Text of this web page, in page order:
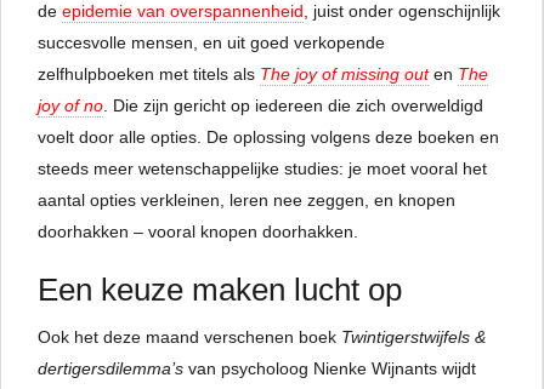
de epidemie van overspannenheid, juist onder ogenschijnlijk
succesvolle mensen, en uit goed verkopende
zelfhulpboeken met titels als The joy of missing outen The
joy of no. Die zijn gericht op iedereen die zich overweldigd
voelt door alle opties. De oplossing volgens deze boeken en
steeds meer wetenschappelijke studies: je moet vooral het
aantal opties verkleinen, leren nee zeggen, en knopen
doorhakken – vooral knopen doorhakken.
Een keuze maken lucht op
Ook het deze maand verschenen boek Twintigerstwijfels &
dertigersdilemma’s van psycholoog Nienke Wijnants wijdt